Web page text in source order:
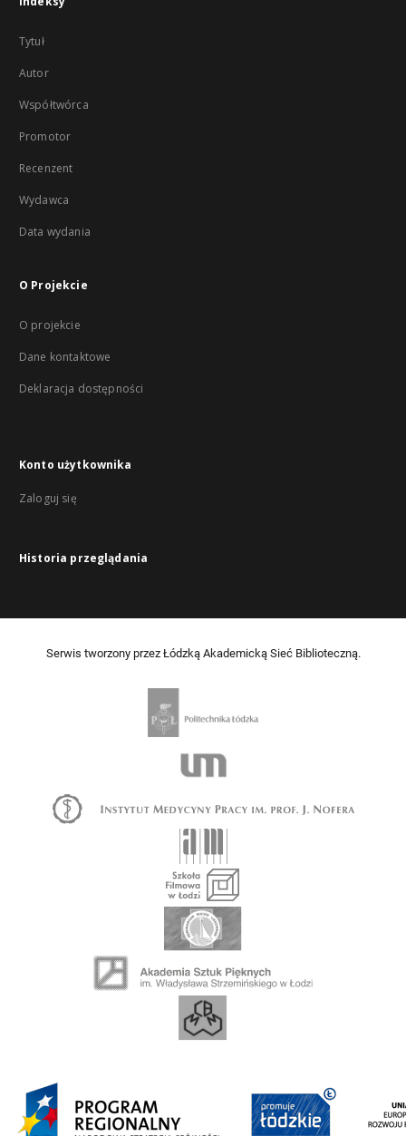
Tytuł
Autor
Współtwórca
Promotor
Recenzent
Wydawca
Data wydania
O Projekcie
O projekcie
Dane kontaktowe
Deklaracja dostępności
Konto użytkownika
Zaloguj się
Historia przeglądania
Serwis tworzony przez Łódzką Akademicką Sieć Biblioteczną.